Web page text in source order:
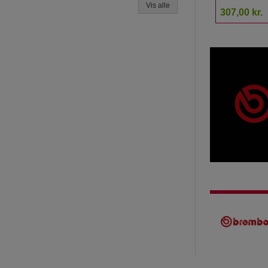
307,00 kr.
Vis alle